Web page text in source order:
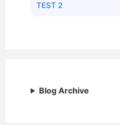
TEST 2
Blog Archive